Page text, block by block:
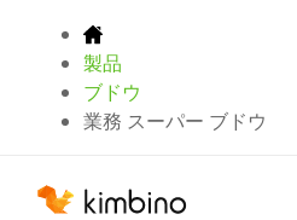
製品
ブドウ
業務 スーパー ブドウ